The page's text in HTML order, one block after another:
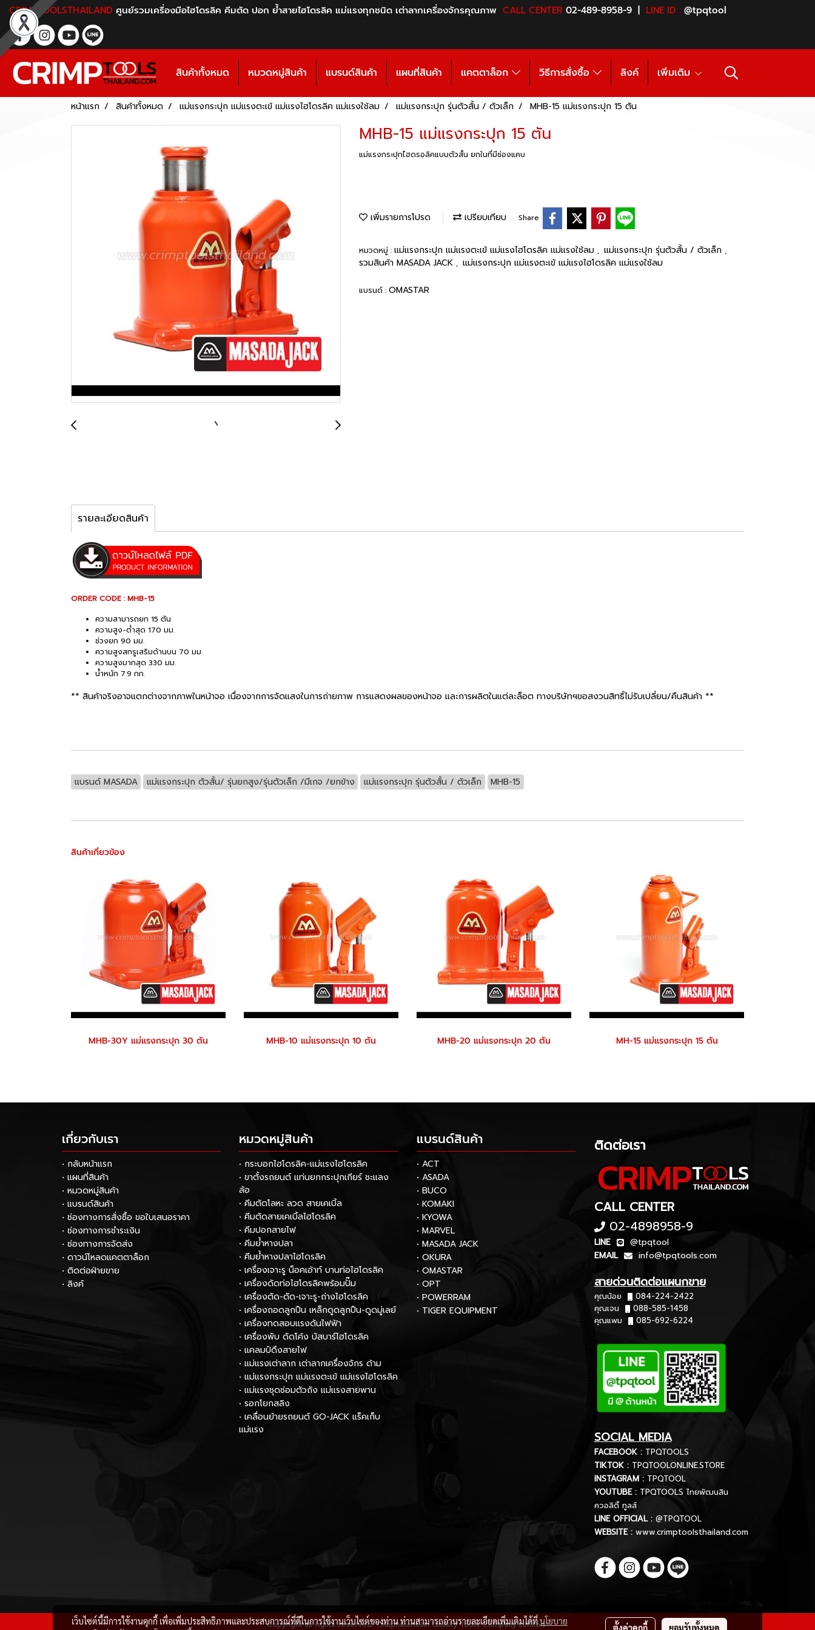
CRIMPTOOLSTHAILAND ศูนย์รวมเครื่องมือไฮโดรลิค คีมตัด ปอก ย้ำสายไฮโดรลิค แม่แรงทุกชนิด เต่าลากเครื่องจักรคุณภาพ CALL CENTER 02-489-8958-9 | LINE ID : @tpqtool
สินค้าทั้งหมด หมวดหมู่สินค้า แบรนด์สินค้า แผนที่สินค้า แคตตาล็อก วิธีการสั่งซื้อ ลิงค์ เพิ่มเติม
หน้าแรก สินค้าทั้งหมด แม่แรงกระปุก แม่แรงตะเข้ แม่แรงไฮโดรลิค แม่แรงใช้ลม แม่แรงกระปุก รุ่นตัวสั้น / ตัวเล็ก MHB-15 แม่แรงกระปุก 15 ตัน
MHB-15 แม่แรงกระปุก 15 ตัน
แม่แรงกระปุกไฮดรอลิคแบบตัวสั้น ยกในที่มีช่องแคบ
เพิ่มรายการโปรด เปรียบเทียบ Share
หมวดหมู่ : แม่แรงกระปุก แม่แรงตะเข้ แม่แรงไฮโดรลิค แม่แรงใช้ลม , แม่แรงกระปุก รุ่นตัวสั้น / ตัวเล็ก ,
รวมสินค้า MASADA JACK , แม่แรงกระปุก แม่แรงตะเข้ แม่แรงไฮโดรลิค แม่แรงใช้ลม
แบรนด์ : OMASTAR
รายละเอียดสินค้า
ORDER CODE : MHB-15
ความสามารถยก 15 ตัน
ความสูง-ต่ำสุด 170 มม.
ช่วงยก 90 มม.
ความสูงสกรูเสริมด้านบน 70 มม.
ความสูงมากสุด 330 มม.
น้ำหนัก 7.9 กก.
** สินค้าจริงอาจแตกต่างจากภาพในหน้าจอ เนื่องจากการจัดแสงในการถ่ายภาพ การแสดงผลของหน้าจอ และการผลิตในแต่ละล็อต ทางบริษัทฯขอสงวนสิทธิ์ไม่รับเปลี่ยน/คืนสินค้า **
แบรนด์ MASADA แม่แรงกระปุก ตัวสั้น/ รุ่นยกสูง/รุ่นตัวเล็ก /มีเกจ /ยกข้าง แม่แรงกระปุก รุ่นตัวสั้น / ตัวเล็ก MHB-15
สินค้าเกี่ยวข้อง
MHB-30Y แม่แรงกระปุก 30 ตัน MHB-10 แม่แรงกระปุก 10 ตัน MHB-20 แม่แรงกระปุก 20 ตัน MH-15 แม่แรงกระปุก 15 ตัน
เกี่ยวกับเรา
• กลับหน้าแรก
• แผนที่สินค้า
• หมวดหมู่สินค้า
• แบรนด์สินค้า
• ช่องทางการสั่งซื้อ ขอใบเสนอราคา
• ช่องทางการชำระเงิน
• ช่องทางการจัดส่ง
• ดาวน์โหลดแคตตาล็อก
• ติดต่อฝ่ายขาย
• ลิงค์
หมวดหมู่สินค้า
• กระบอกไฮโดรลิค-แม่แรงไฮโดรลิค
• ขาตั้งรถยนต์ แท่นยกกระปุกเกียร์ ชะแลง
ล้อ
• คีมตัดโลหะ ลวด สายเคเบิ้ล
• คีมตัดสายเคเบิ้ลไฮโดรลิค
• คีมปอกสายไฟ
• คีมย้ำหางปลา
• คีมย้ำหางปลาไฮโดรลิค
• เครื่องเจาะรู น็อคเอ้าท์ บานท่อไฮโดรลิค
• เครื่องดัดท่อไฮโดรลิคพร้อมปั๊ม
• เครื่องตัด-ดัด-เจาะรู-ถ่างไฮโดรลิค
• เครื่องถอดลูกปืน เหล็กดูดลูกปืน-ดูดมู่เลย์
• เครื่องทดสอบแรงดันไฟฟ้า
• เครื่องพับ ดัดโค้ง บัสบาร์ไฮโดรลิค
• แคลมป์ดึงสายไฟ
• แม่แรงเต่าลาก เต่าลากเครื่องจักร ด้าม
• แม่แรงกระปุก แม่แรงตะเข้ แม่แรงไฮโดรลิค
• แม่แรงชุดซ่อมตัวถัง แม่แรงสายพาน
• รอกโยกสลิง
• เคลื่อนย้ายรถยนต์ GO-JACK แร็คเก็บ
แม่แรง
แบรนด์สินค้า
• ACT
• ASADA
• BUCO
• KOMAKI
• KYOWA
• MARVEL
• MASADA JACK
• OKURA
• OMASTAR
• OPT
• POWERRAM
• TIGER EQUIPMENT
ติดต่อเรา
CALL CENTER
02-4898958-9
LINE
@tpqtool
EMAIL
info@tpqtools.com
สายด่วนติดต่อแผนกขาย
คุณน้อย
084-224-2422
คุณเจน
088-585-1458
คุณแพม
085-692-6224
SOCIAL MEDIA
FACEBOOK : TPQTOOLS
TIKTOK : TPQTOOLONLINE.STORE
INSTAGRAM : TPQTOOL
YOUTUBE : TPQTOOLS ไทยพัฒนสิน
ควอลิตี้ ทูลส์
LINE OFFICIAL : @TPQTOOL
WEBSITE : www.crimptoolsthailand.com
Copyright all rights reserved. Thaiphatanasin Quality Tools Company Limited.
เว็บไซต์นี้มีการใช้งานคุกกี้ เพื่อเพิ่มประสิทธิภาพและประสบการณ์ที่ดีในการใช้งานเว็บไซต์ของท่าน ท่านสามารถอ่านรายละเอียดเพิ่มเติมได้ที่นโยบาย
ตั้งค่าคุกกี้ ยอมรับทั้งหมด